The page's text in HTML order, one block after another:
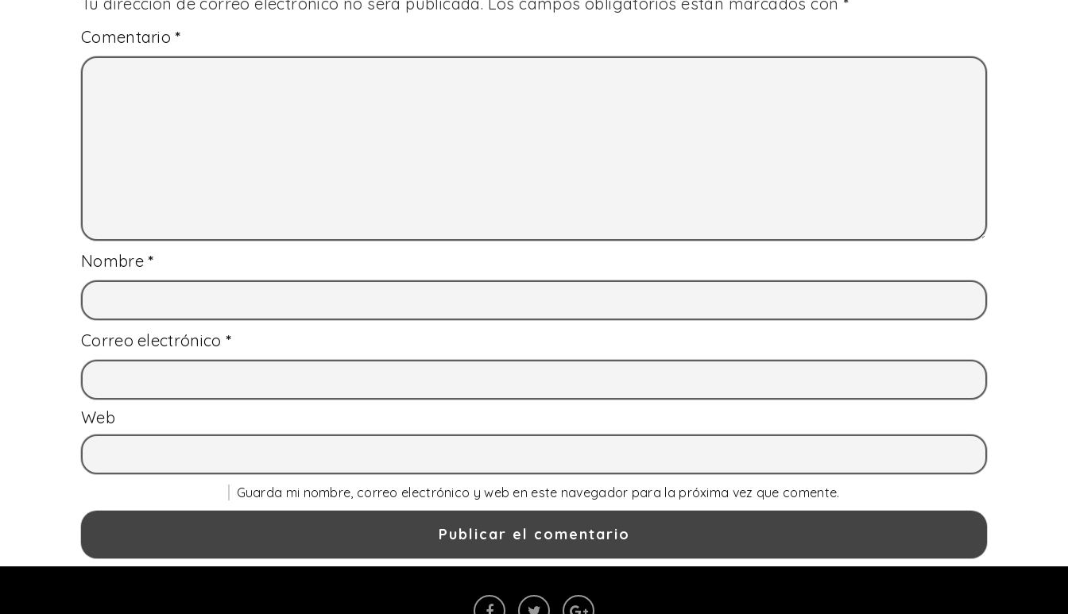
Comentario*
Nombre*
Correo electrónico *
Web
Guarda mi nombre, correo electrónico y web en este navegador para la próxima vez que comente.